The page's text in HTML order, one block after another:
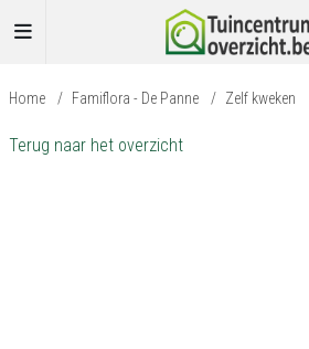
Home / Famiflora - De Panne / Zelf kweken
Terug naar het overzicht